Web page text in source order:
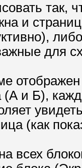
так,
и
для
и Б),
(как
всех